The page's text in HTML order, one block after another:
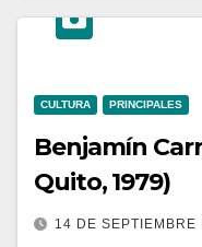
CULTURA PRINCIPALES
Benjamín
Quito, 1979)
14 DE SEPTIEMBRE